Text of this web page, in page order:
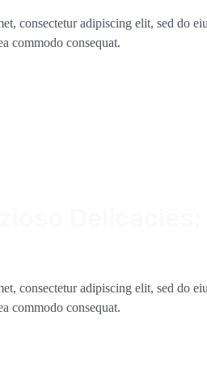
consectetur adipiscing elit, sed do
commodo consequat.
consectetur adipiscing elit, sed do
commodo consequat.